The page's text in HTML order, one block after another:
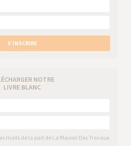
S’INSCRIRE
NOTRE
LIVRE BLANC
mails de la part de La Maison Des Travaux